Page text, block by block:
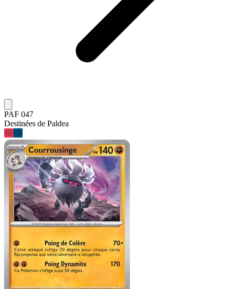
PAF 047
Destinées de Paldea